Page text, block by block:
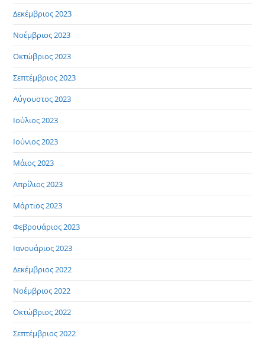
Δεκέμβριος 2023
Νοέμβριος 2023
Οκτώβριος 2023
Σεπτέμβριος 2023
Αύγουστος 2023
Ιούλιος 2023
Ιούνιος 2023
Μάιος 2023
Απρίλιος 2023
Μάρτιος 2023
Φεβρουάριος 2023
Ιανουάριος 2023
Δεκέμβριος 2022
Νοέμβριος 2022
Οκτώβριος 2022
Σεπτέμβριος 2022